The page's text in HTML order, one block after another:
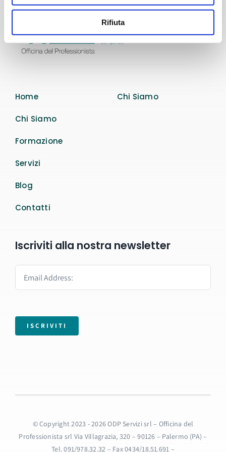
Rifiuta
Home
Chi Siamo
Formazione
Servizi
Blog
Contatti
Chi Siamo
Iscriviti alla nostra newsletter
ISCRIVITI
© Copyright 2023 - 2026 ODP Servizi srl – Officina del
Professionista srl Via Villagrazia, 320 – 90126 – Palermo (PA) –
Tel. 091/978.32.32 – Fax 0434/18.51.691 –